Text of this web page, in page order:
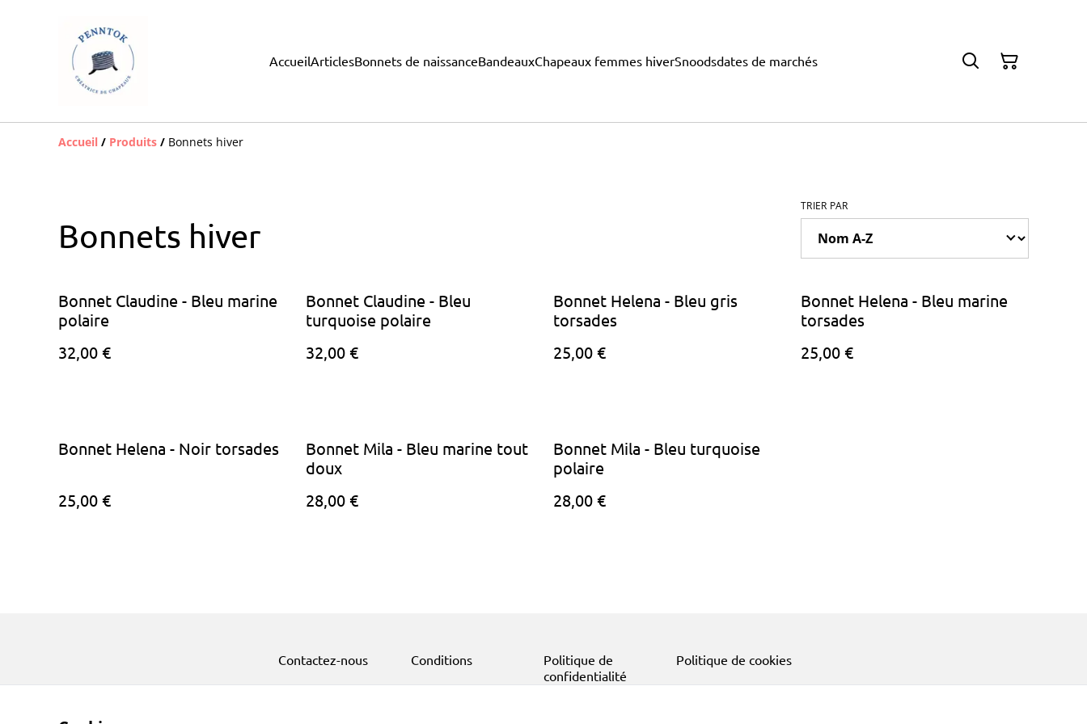
AccueilArticlesBonnets de naissanceBandeauxChapeaux femmes hiverSnoodsdates de marchés
Accueil / Produits / Bonnets hiver
Bonnets hiver
TRIER PAR
Bonnet Claudine - Bleu marine
polaire
32,00 €
Bonnet Claudine - Bleu
turquoise polaire
32,00 €
Bonnet Helena - Bleu gris
torsades
25,00 €
Bonnet Helena - Bleu marine
torsades
25,00 €
Bonnet Helena - Noir torsades
25,00 €
Bonnet Mila - Bleu marine tout
doux
28,00 €
Bonnet Mila - Bleu turquoise
polaire
28,00 €
Contactez-nous Conditions
Politique de
confidentialité
Politique de cookies